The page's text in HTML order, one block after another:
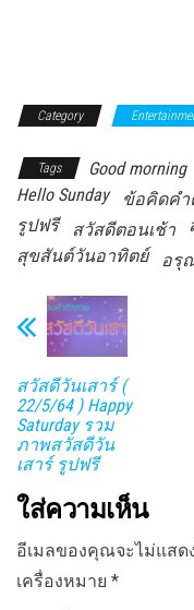
Category
Tags Good morning
Hello Sunday
ข้อคิดค
รูปฟรี
สวัสดีตอนเช้า
สุขสันต์วันอาทิตย์
อรุ
สวัสดีวันเสาร์ (
22/5/64 ) Happy
Saturday รวม
ภาพสวัสดีวัน
เสาร์ รูปฟรี
ใส่ความเห็น
อีเมลของคุณจะไม่แสด
เครื่องหมาย *